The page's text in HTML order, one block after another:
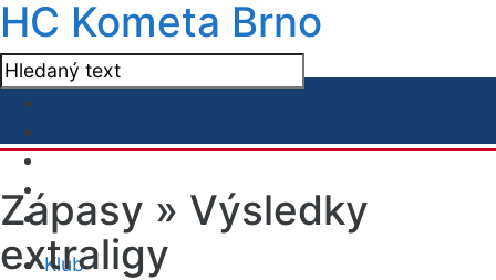
HC Kometa Brno
Klub
Zápasy » Výsledky
extraligy